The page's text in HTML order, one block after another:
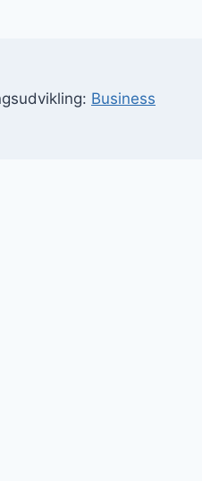
Business